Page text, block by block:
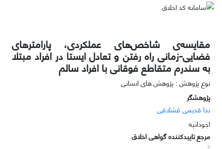
مقایسه‌ی شاخص‌های عملکردی، پارامترهای
فضایی-زمانی راه رفتن و تعادل ایستا در افراد مبتلا
به سندرم متقاطع فوقانی با افراد سالم
نوع پژوهش : پژوهش های انسانی
پژوهشگر
ندا قدیمی قشلاقی
اجودانیه
مرجع تاییدکننده گواهی اخلاق